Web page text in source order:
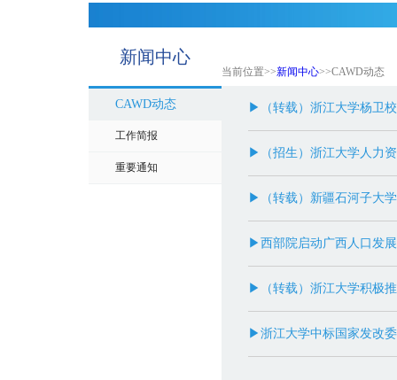
新闻中心
当前位置>>新闻中心>>CAWD动态
CAWD动态
工作简报
重要通知
▶（转载）浙江大学杨卫
▶（招生）浙江大学人力
▶（转载）新疆石河子大
▶西部院启动广西人口发
▶（转载）浙江大学积极
▶浙江大学中标国家发改